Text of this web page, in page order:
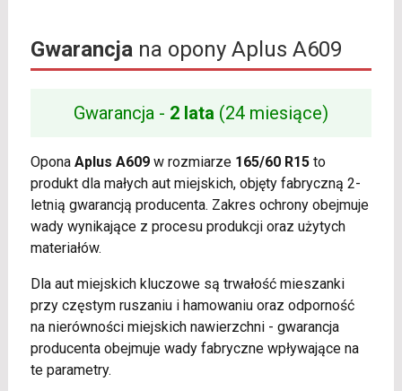
Gwarancjana opony Aplus A609
Gwarancja - 2 lata (24 miesiące)
Opona Aplus A609w rozmiarze 165/60 R15to
produkt dla małych aut miejskich, objęty fabryczną 2-
letnią gwarancją producenta. Zakres ochrony obejmuje
wady wynikające z procesu produkcji oraz użytych
materiałów.
Dla aut miejskich kluczowe są trwałość mieszanki
przy częstym ruszaniu i hamowaniu oraz odporność
na nierówności miejskich nawierzchni - gwarancja
producenta obejmuje wady fabryczne wpływające na
te parametry.